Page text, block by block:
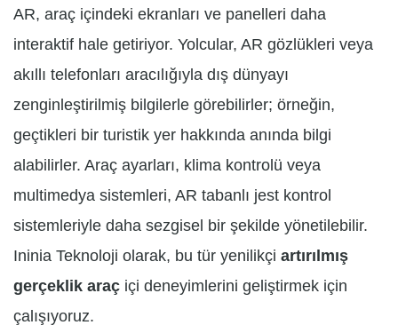
AR, araç içindeki ekranları ve panelleri daha
interaktif hale getiriyor. Yolcular, AR gözlükleri veya
akıllı telefonları aracılığıyla dış dünyayı
zenginleştirilmiş bilgilerle görebilirler; örneğin,
geçtikleri bir turistik yer hakkında anında bilgi
alabilirler. Araç ayarları, klima kontrolü veya
multimedya sistemleri, AR tabanlı jest kontrol
sistemleriyle daha sezgisel bir şekilde yönetilebilir.
Ininia Teknoloji olarak, bu tür yenilikçi artırılmış
gerçeklik araç içi deneyimlerini geliştirmek için
çalışıyoruz.